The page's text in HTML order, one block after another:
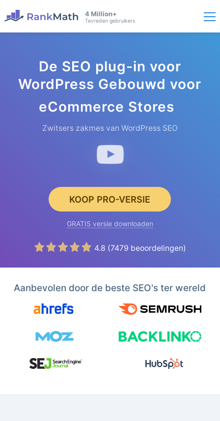
4 Million+
Tevreden gebruikers
De SEO plug-in voor
WordPress Gebouwd voor
eCommerce Stores
Zwitsers zakmes van WordPress SEO
KOOP PRO-VERSIE
GRATIS versie downloaden
4.8 (7479 beoordelingen)
Aanbevolen door de beste SEO's ter wereld